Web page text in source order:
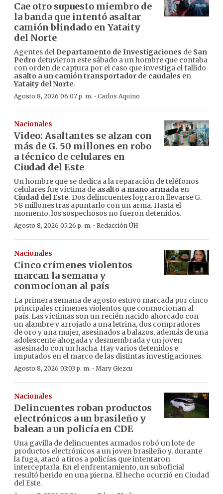
Cae otro supuesto miembro de
la banda que intentó asaltar
camión blindado en Yataity
del Norte
Agentes del Departamento de Investigaciones de San
Pedro detuvieron este sábado a un hombre que contaba
con orden de captura por el caso que investiga el fallido
asalto a un camión transportador de caudales en
Yataity del Norte.
Agosto 8, 2026 06:07 p. m. · Carlos Aquino
Nacionales
Video: Asaltantes se alzan con
más de G. 50 millones en robo
a técnico de celulares en
Ciudad del Este
Un hombre que se dedica a la reparación de teléfonos
celulares fue víctima de asalto a mano armada en
Ciudad del Este. Dos delincuentes lograron llevarse G.
58 millones tras apuntarlo con un arma. Hasta el
momento, los sospechosos no fueron detenidos.
Agosto 8, 2026 05:26 p. m. · Redacción ÚH
Nacionales
Cinco crímenes violentos
marcan la semana y
conmocionan al país
La primera semana de agosto estuvo marcada por cinco
principales crímenes violentos que conmocionan al
país. Las víctimas son un recién nacido ahorcado con
un alambre y arrojado a una letrina, dos compradores
de oro y una mujer, asesinados a balazos, además de una
adolescente ahogada y desmembrada y un joven
asesinado con un hacha. Hay varios detenidos e
imputados en el marco de las distintas investigaciones.
Agosto 8, 2026 03:03 p. m. · Mary Glezcu
Nacionales
Delincuentes roban productos
electrónicos a un brasileño y
balean a un policía en CDE
Una gavilla de delincuentes armados robó un lote de
productos electrónicos a un joven brasileño y, durante
la fuga, atacó a tiros a policías que intentaron
interceptarla. En el enfrentamiento, un suboficial
resultó herido en una pierna. El hecho ocurrió en Ciudad
del Este.